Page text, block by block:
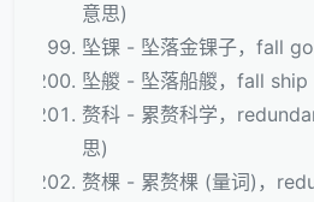
意思)
坠锞 - 坠落金锞子，fall
坠艐 - 坠落船艐，fall
赘科 - 累赘科学，
思)
赘棵 - 累赘棵 (量词)，